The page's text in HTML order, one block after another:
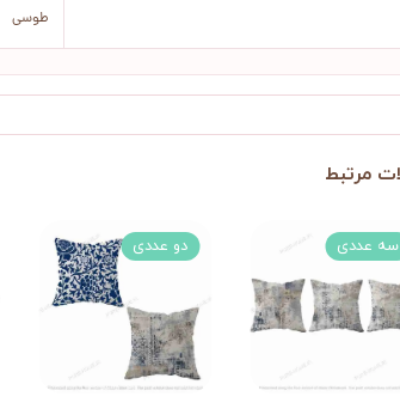
طوسی
دو عددی سه عددی